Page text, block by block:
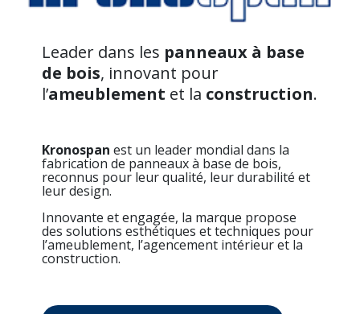
Leader dans les panneaux à base
de bois, innovant pour
l’ameublement et la construction.
Kronospan est un leader mondial dans la
fabrication de panneaux à base de bois,
reconnus pour leur qualité, leur durabilité et
leur design.
Innovante et engagée, la marque propose
des solutions esthétiques et techniques pour
l’ameublement, l’agencement intérieur et la
construction.